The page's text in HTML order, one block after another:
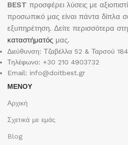
BEST προσφέρει λύσεις με
προσωπικό μας είναι πάντα δίπλα
εξυπηρέτηση. Δείτε περισσότερα
καταστήματός μας.
Διεύθυνση: Τζαβέλλα 52 & Ταρσού
Τηλέφωνο: +30 210 4903732
Email: info@doitbest.gr
ΜΕΝΟΥ
Αρχική
Σχετικά με εμάς
Blog